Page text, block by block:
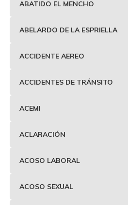
ABATIDO EL MENCHO
ABELARDO DE LA ESPRIELLA
ACCIDENTE AEREO
ACCIDENTES DE TRÁNSITO
ACEMI
ACLARACIÓN
ACOSO LABORAL
ACOSO SEXUAL